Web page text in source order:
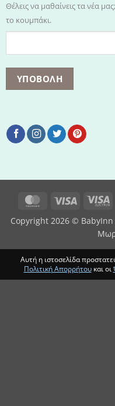
Θέλεις να μαθαίνεις τα νέα
το κουμπάκι.
MasterCard
Visa
Copyright 2026 © BabyInn
Αυτή η ιστοσελίδα
Πολιτική Απορρήτουκαι οι